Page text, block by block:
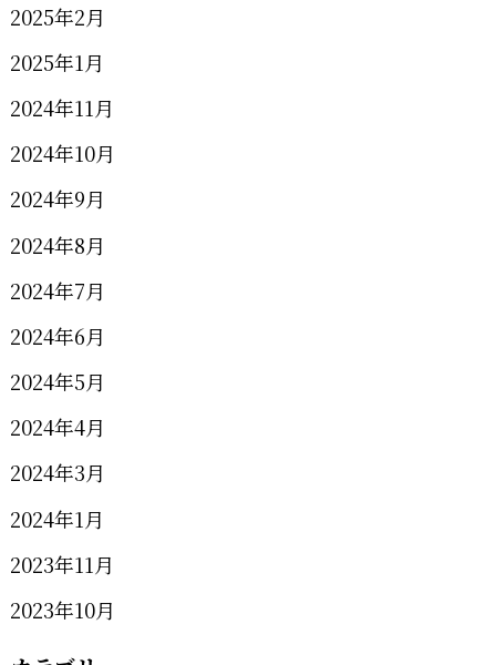
2025年2月
2025年1月
2024年11月
2024年10月
2024年9月
2024年8月
2024年7月
2024年6月
2024年5月
2024年4月
2024年3月
2024年1月
2023年11月
2023年10月